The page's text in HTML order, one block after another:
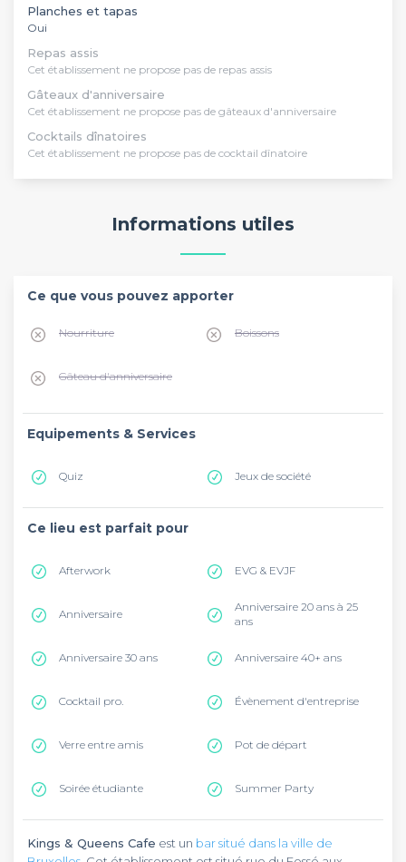
Planches et tapas
Oui
Repas assis
Cet établissement ne propose pas de repas assis
Gâteaux d'anniversaire
Cet établissement ne propose pas de gâteaux d'anniversaire
Cocktails dînatoires
Cet établissement ne propose pas de cocktail dînatoire
Informations utiles
Ce que vous pouvez apporter
Nourriture Boissons
Gâteau d'anniversaire
Equipements & Services
Quiz Jeux de société
Ce lieu est parfait pour
Afterwork EVG & EVJF
Anniversaire
Anniversaire 20 ans à 25
ans
Anniversaire 30 ans Anniversaire 40+ ans
Cocktail pro. Évènement d'entreprise
Verre entre amis Pot de départ
Soirée étudiante Summer Party
Kings & Queens Cafe est un bar situé dans la ville de